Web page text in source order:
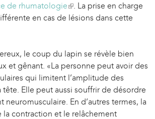
de rhumatologie(
l
k
i
s
e
x
t
. La prise en charge
en cas de lésions dans cette
le coup du lapin se révèle bien
et gênant. «La personne peut avoir des
qui limitent l’amplitude des
Elle peut aussi souffrir de désordre
En d’autres termes, la
contraction et le relâchement